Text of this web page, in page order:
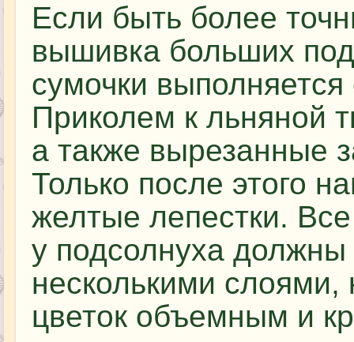
Если быть более
вышивка больших
сумочки
Приколем к льняной
а также вырезанные
Только после этого
желтые лепестки.
у подсолнуха должны
несколькими слоями,
цветок объемным и